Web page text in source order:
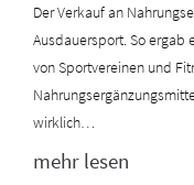
Der Verkauf an
Ausdauersport. So ergab
von Sportvereinen und
wirklich…
mehr lesen